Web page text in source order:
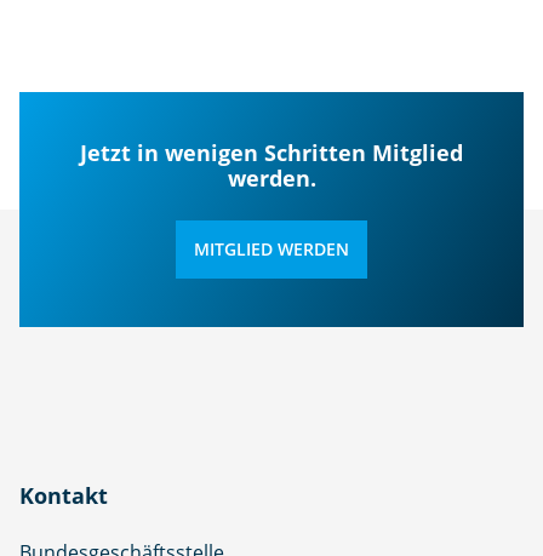
Jetzt in wenigen Schritten Mitglied
werden.
MITGLIED WERDEN
Kontakt